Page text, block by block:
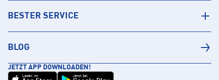
BESTER SERVICE
BLOG
JETZT APP DOWNLOADEN!
Laden im Jetzt bei